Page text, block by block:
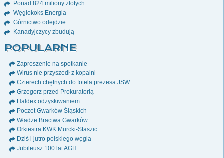
Ponad 824 miliony złotych
Węglokoks Energia
Górnictwo odejdzie
Kanadyjczycy zbudują
POPULARNE
Zaproszenie na spotkanie
Wirus nie przyszedł z kopalni
Czterech chętnych do fotela prezesa JSW
Grzegorz przed Prokuratorią
Haldex odzyskiwaniem
Poczet Gwarków Śląskich
Władze Bractwa Gwarków
Orkiestra KWK Murcki-Staszic
Dziś i jutro polskiego węgla
Jubileusz 100 lat AGH